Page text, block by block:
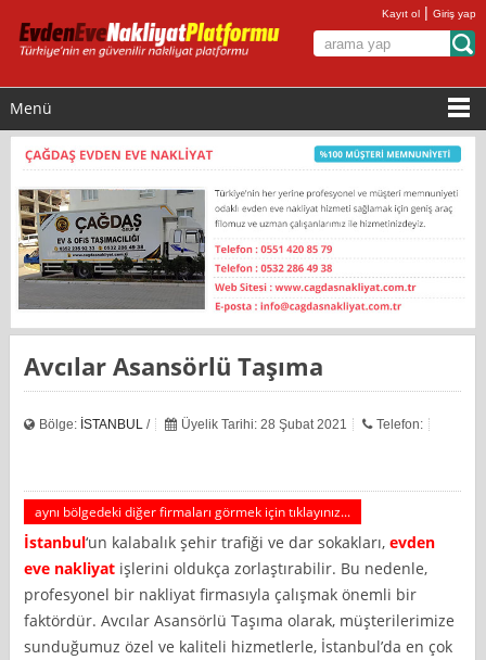
Kayıt ol |Giriş yap
Menü
Avcılar Asansörlü Taşıma
Bölge: İSTANBUL / Üyelik Tarihi: 28 Şubat 2021 Telefon:
aynı bölgedeki diğer firmaları görmek için tıklayınız...
İstanbul‘un kalabalık şehir trafiği ve dar sokakları,evden
eve nakliyat işlerini oldukça zorlaştırabilir. Bu nedenle,
profesyonel bir nakliyat firmasıyla çalışmak önemli bir
faktördür. Avcılar Asansörlü Taşıma olarak, müşterilerimize
sunduğumuz özel ve kaliteli hizmetlerle, İstanbul’da en çok